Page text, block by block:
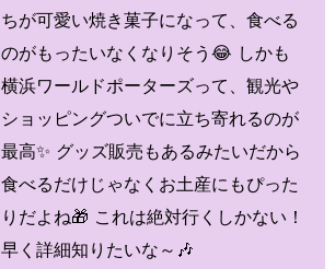
ちが可愛い焼き菓子になって、食べる
のがもったいなくなりそう😂 しかも
横浜ワールドポーターズって、観光や
ショッピングついでに立ち寄れるのが
最高✨ グッズ販売もあるみたいだから
食べるだけじゃなくお土産にもぴった
りだよね🎁 これは絶対行くしかない！
早く詳細知りたいな～🎶